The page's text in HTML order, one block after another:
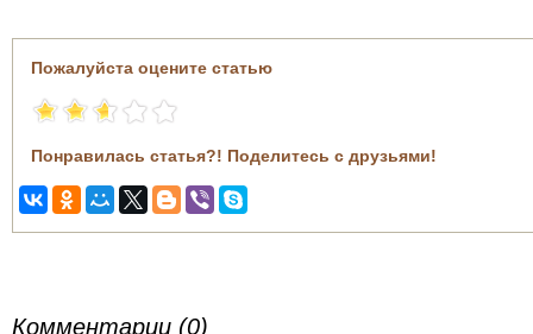
Пожалуйста оцените статью
Понравилась статья?! Поделитесь с друзьями!
Комментарии (0)